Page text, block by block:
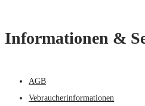
Informationen &
AGB
Vebraucherinformationen